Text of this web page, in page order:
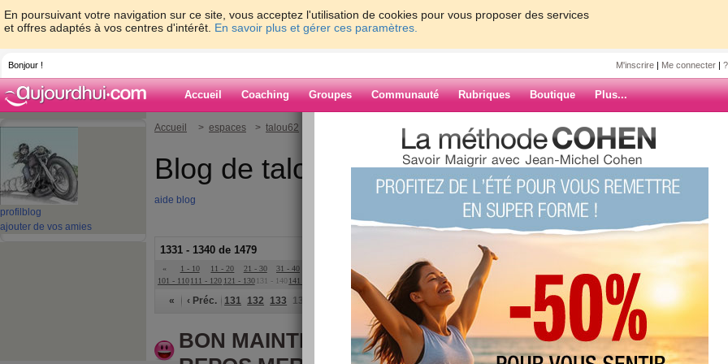
En poursuivant votre navigation sur ce site, vous acceptez l'utilisation de cookies pour vous proposer des services
et offres adaptés à vos centres d'intérêt. En savoir plus et gérer ces paramètres.
Bonjour ! M'inscrire | Me connecter |
Accueil Coaching Groupes Communauté Rubriques Boutique Plus...
profil blog
ajouter de vos amies
Accueil > espaces > talou62
Blog de talou62
aide blog
1331 - 1340 de 1479
« 1 - 10 11 - 20 21 - 30 31 - 40 51 - 60 71 - 80
91 - 100
101 - 110111 - 120 121 - 130 131 - 140 141 - 148
« ‹ Préc. 131 132 133 134 137 138 139 140 Suiv. ›
BON MAINTENANT UN BON
ARCHIVES